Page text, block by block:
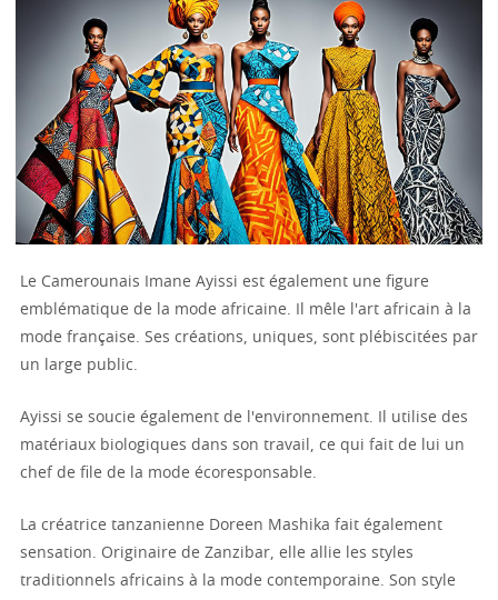
Le Camerounais Imane Ayissi est également une figure
emblématique de la mode africaine. Il mêle l'art africain à la
mode française. Ses créations, uniques, sont plébiscitées par
un large public.
Ayissi se soucie également de l'environnement. Il utilise des
matériaux biologiques dans son travail, ce qui fait de lui un
chef de file de la mode écoresponsable.
La créatrice tanzanienne Doreen Mashika fait également
sensation. Originaire de Zanzibar, elle allie les styles
traditionnels africains à la mode contemporaine. Son style